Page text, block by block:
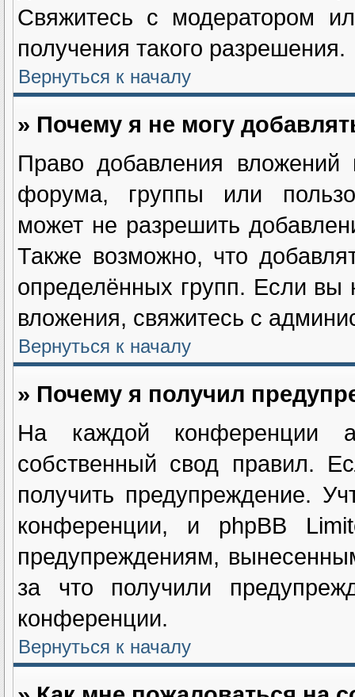
Свяжитесь с модератором
получения такого разрешения.
Вернуться к началу
» Почему я не могу
Право добавления
форума, группы или
может не разрешить
Также возможно, что
определённых групп. Если вы
вложения, свяжитесь с
Вернуться к началу
» Почему я получил
На каждой конференции
собственный свод правил.
получить предупреждение.
конференции, и phpBB
предупреждениям,
за что получили
конференции.
Вернуться к началу